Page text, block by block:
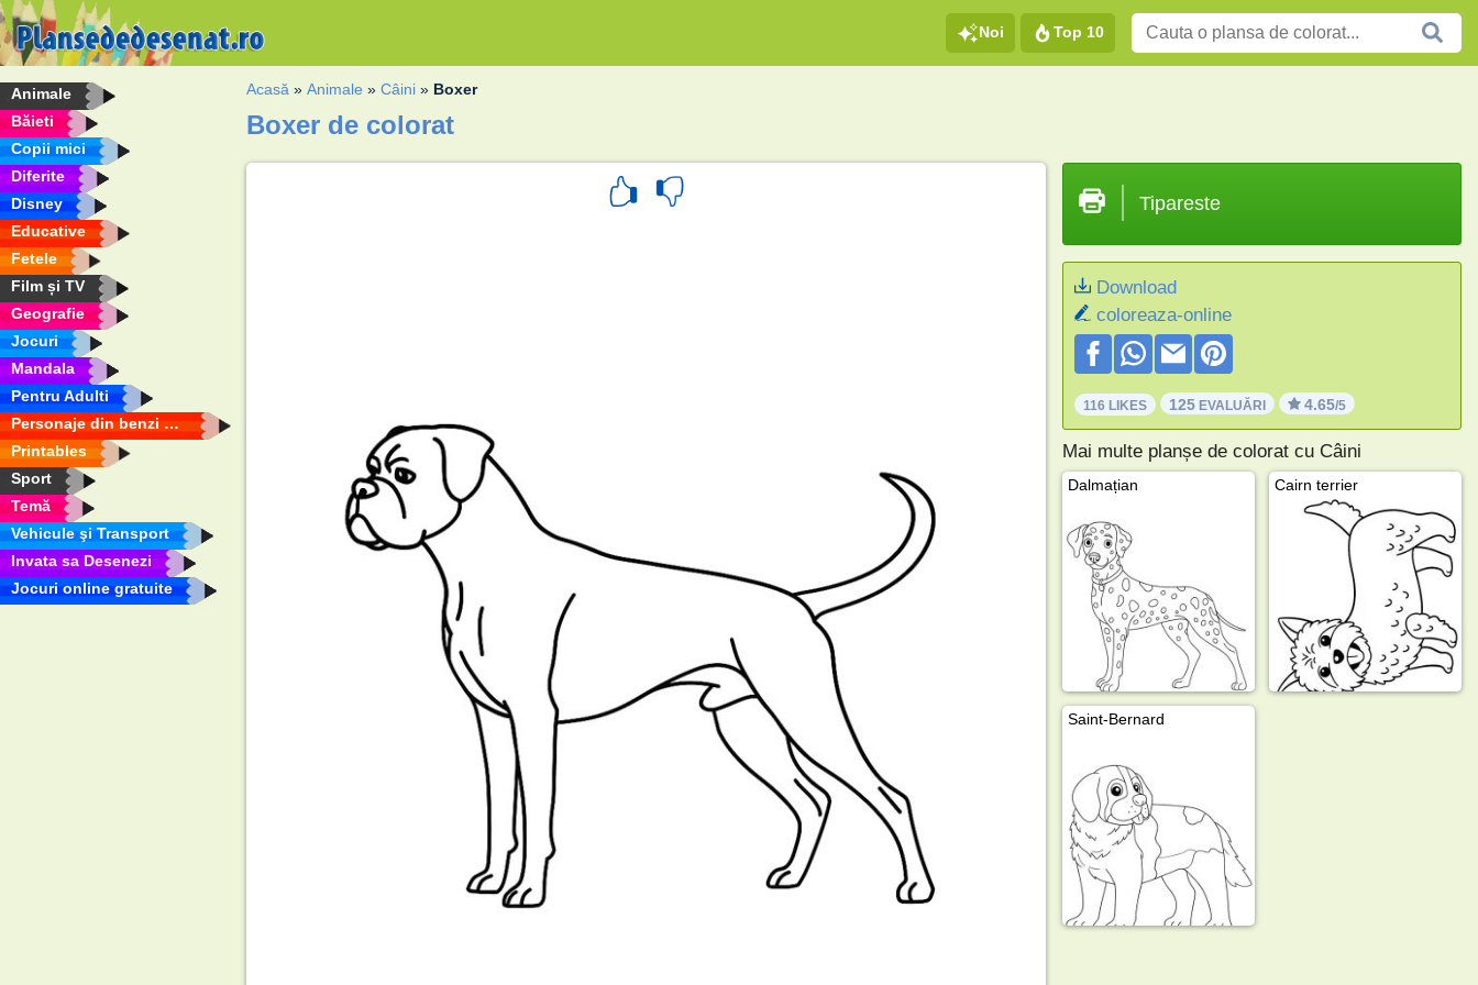
Noi Top 10
Animale
Băieti
Copii mici
Diferite
Disney
Educative
Fetele
Film și TV
Geografie
Jocuri
Mandala
Pentru Adulti
Personaje din benzi desenate
Printables
Sport
Temă
Vehicule şi Transport
Invata sa Desenezi
Jocuri online gratuite
Acasă »Animale »Câini » Boxer
Boxer de colorat
Tipareste
Download
coloreaza-online
116 LIKES 125EVALUĂRI 4.65/5
Mai multe planșe de colorat cu Câini
Dalmațian Cairn terrier
Saint-Bernard